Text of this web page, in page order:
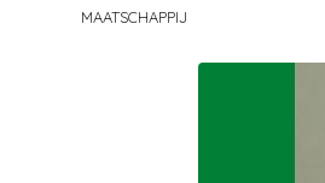
MAATSCHAPPIJ